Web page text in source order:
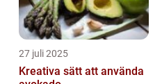
27 juli 2025
Kreativa sätt att använda